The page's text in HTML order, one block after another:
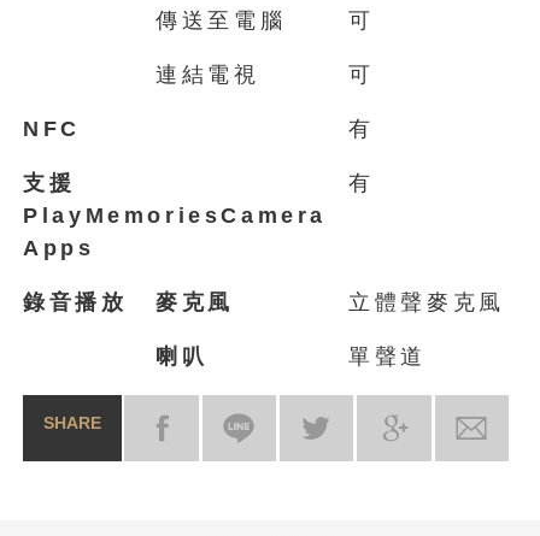
傳送至電腦 可
連結電視 可
NFC 有
支 援
PlayMemoriesCamera
Apps
有
錄音播放 麥克風 立體聲麥克風
喇叭 單聲道
SHARE